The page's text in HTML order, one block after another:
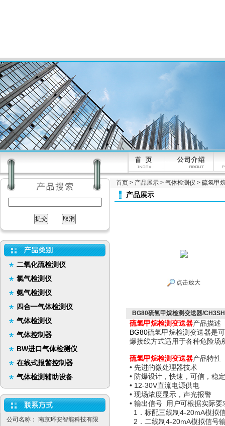
二氧化硫检测仪
氯气检测仪
氨气检测仪
四合一气体检测仪
气体检测仪
气体控制器
BW进口气体检测仪
在线式报警控制器
气体检测辅助设备
公司名称： 南京环安智能科技有限
首页 > 产品展示 > 气体检测仪 > 硫氢甲
产品展示
点击放大
BG80硫氢甲烷检测变送器/
硫氢甲烷检测变送器产品描述
BG80硫氢甲烷检测变送器是
爆接线方式适用于各种危险场
硫氢甲烷检测变送器产品特性
• 先进的微处理器技术
• 防爆设计，快速，可信，稳
• 12-30V直流电源供电
• 现场浓度显示，声光报警
• 输出信号 用户可根据实际
1．标配三线制4-20mA模拟
2．二线制4-20mA模拟信号